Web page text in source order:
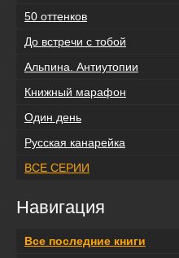
50 оттенков
До встречи с тобой
Альпина. Антиутопии
Книжный марафон
Один день
Русская канарейка
ВСЕ СЕРИИ
Навигация
Все последние книги